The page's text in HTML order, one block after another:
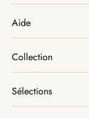
Aide
Collection
Sélections